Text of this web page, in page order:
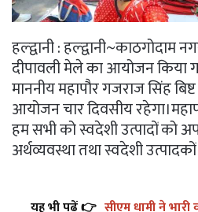
हल्द्वानी : हल्द्वानी~काठगोदाम
दीपावली मेले का आयोजन किया
माननीय महापौर गजराज सिंह
आयोजन चार दिवसीय
हम सभी को स्वदेशी उत्पादों को
अर्थव्यवस्था तथा स्वदेशी
यह भी पढ़ें 👉 सीएम धामी ने